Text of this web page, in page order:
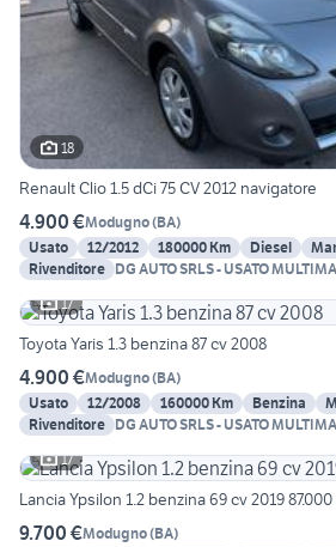
18
Renault Clio 1.5 dCi 75 CV 2012 navigatore
4.900 €Modugno(BA)
Usato
12/2012 180000 Km Diesel
Rivenditore DG AUTO SRLS - USATO
17
Toyota Yaris 1.3 benzina 87 cv 2008
4.900 €Modugno(BA)
Usato
12/2008 160000 Km Benzina
Rivenditore DG AUTO SRLS - USATO
17
Lancia Ypsilon 1.2 benzina 69 cv 2019
9.700 €Modugno(BA)